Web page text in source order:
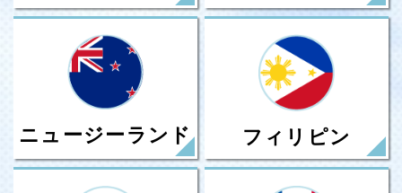
ニュージーランド フィリピン